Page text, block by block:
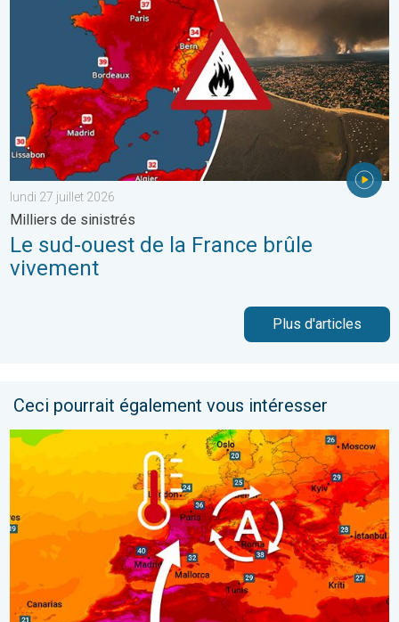
lundi 27 juillet 2026
Milliers de sinistrés
Le sud-ouest de la France brûle
vivement
Plus d'articles
Ceci pourrait également vous intéresser
Une vague de chaleur exceptionnelle s'installe. Températures